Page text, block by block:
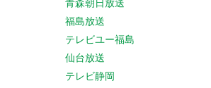
青森朝日放送
福島放送
テレビユー福島
仙台放送
テレビ静岡